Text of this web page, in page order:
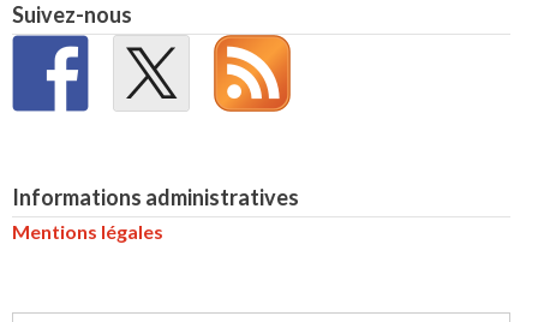
Suivez-nous
Informations administratives
Mentions légales